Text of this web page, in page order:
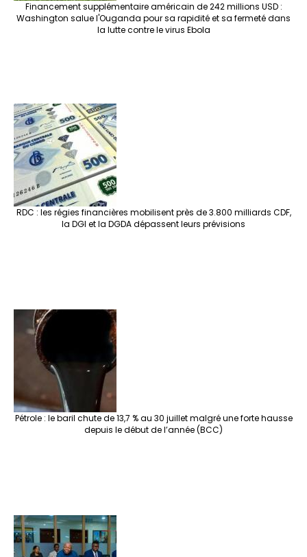
Financement supplémentaire américain de 242 millions USD :
Washington salue l'Ouganda pour sa rapidité et sa fermeté dans
la lutte contre le virus Ebola
RDC : les régies financières mobilisent près de 3.800 milliards CDF,
la DGI et la DGDA dépassent leurs prévisions
Pétrole : le baril chute de 13,7 % au 30 juillet malgré une forte hausse
depuis le début de l’année (BCC)